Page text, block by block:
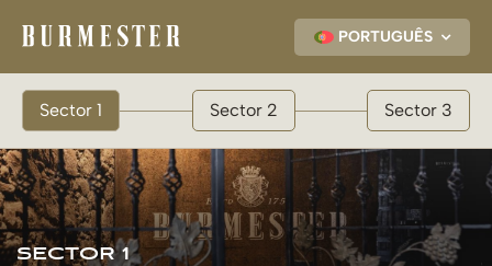
content
PORTUGUÊS
Sector 1 Sector 2 Sector 3
SECTOR 1